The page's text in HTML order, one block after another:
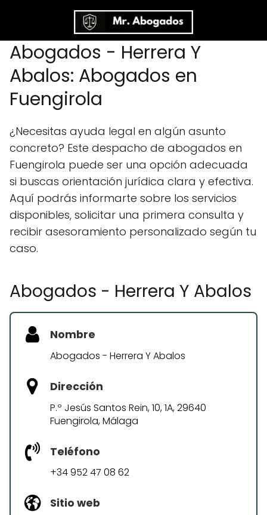
Abogados - Herrera Y
Abalos: Abogados en
Fuengirola
¿Necesitas ayuda legal en algún asunto
concreto? Este despacho de abogados en
Fuengirola puede ser una opción adecuada
si buscas orientación jurídica clara y efectiva.
Aquí podrás informarte sobre los servicios
disponibles, solicitar una primera consulta y
recibir asesoramiento personalizado según tu
caso.
Abogados - Herrera Y Abalos
Nombre
Abogados - Herrera Y Abalos
Dirección
P.º Jesús Santos Rein, 10, 1A, 29640
Fuengirola, Málaga
Teléfono
+34 952 47 08 62
Sitio web